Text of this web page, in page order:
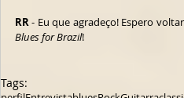
RR
Blues for Brazil!
Tags: